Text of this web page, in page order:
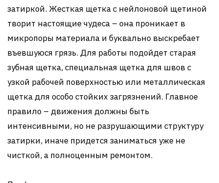
затиркой. Жесткая щетка с нейлоновой щетиной
творит настоящие чудеса – она проникает в
микропоры материала и буквально выскребает
въевшуюся грязь. Для работы подойдет старая
зубная щетка, специальная щетка для швов с
узкой рабочей поверхностью или металлическая
щетка для особо стойких загрязнений. Главное
правило – движения должны быть
интенсивными, но не разрушающими структуру
затирки, иначе придется заниматься уже не
чисткой, а полноценным ремонтом.